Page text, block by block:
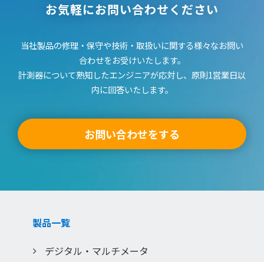
に相違がある場合、当社製品の取扱店、またはコールセンタ
に直接お問い合わせください。また、取扱説明書を補足する
んのでご了承ください。
「安全上のご注意」
1) 取扱説明書に記載または別途同梱の別紙にてお客様にご提
供しております「製品ご使用時の安全上のご注意」について
2) 取扱説明書中に記載する安全上のご注意は、法的規制など
の変化に応じて変更する場合があります。
3) ご質問等がありましたら、ご購入店、またはコールセンタ
などによる損害を含む）が生じ、たとえそのような損害の発
かじめ知らされた場合でも、当社は一切責任を負いませんこ
お気軽にお問い合わせください
当社製品の修理・保守や技術・取扱いに関する様々なお問い
合わせをお受けいたします。
計測器について熟知したエンジニアが応対し、原則1営業日以
内に回答いたします。
お問い合わせをする
製品一覧
デジタル・マルチメータ